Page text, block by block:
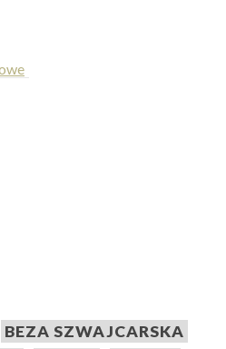
BEZA SZWAJCARSKA